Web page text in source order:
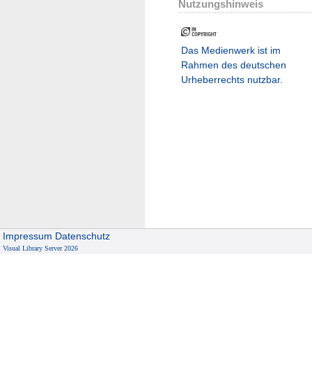
Nutzungshinweis
Das Medienwerk ist im
Rahmen des deutschen
Urheberrechts nutzbar.
Impressum Datenschutz
Visual Library Server 2026